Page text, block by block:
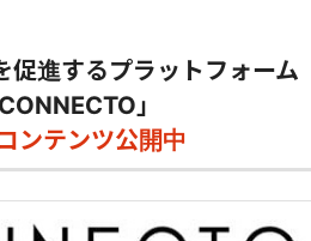
促進するプラットフォーム
CONNECTO」
ンテンツ公開中